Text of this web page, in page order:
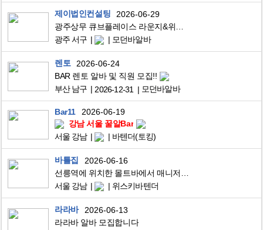
제이법인컨설팅
2026-06-29
광주 서구
모던바알바
렌토
2026-06-24
BAR 렌토 알바 및 직원 모집!!
부산 남구
2026-12-31 모던바알바
Bar11
2026-06-19
강남 서울 꿀알Bar
서울 강남
바텐더(토킹)
바틀집
2026-06-16
서울 강남
위스키바텐더
라라바
2026-06-13
라라바 알바 모집합니다